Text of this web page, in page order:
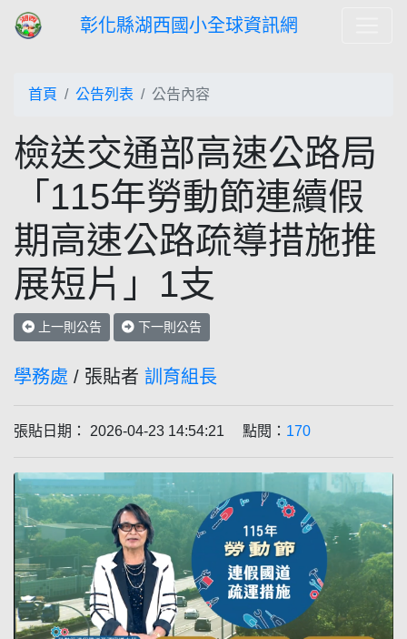
彰化縣湖西國小全球資訊網
首頁 公告列表 公告內容
檢送交通部高速公路局
「115年勞動節連續假
期高速公路疏導措施推
展短片」1支
上一則公告 下一則公告
學務處 / 張貼者 訓育組長
張貼日期： 2026-04-23 14:54:21 點閱： 170